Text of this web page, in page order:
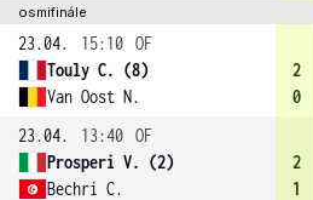
osmifinále
23.04. 15:10 OF
Touly C. (8)
Van Oost N.
2
0
23.04.
13:40 OF
Prosperi V. (2)
Bechri C.
2
1